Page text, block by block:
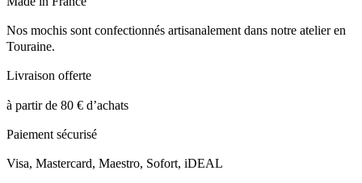
Nos mochis sont confectionnés artisanalement dans notre atelier en
Touraine.
Livraison offerte
à partir de 80 € d’achats
Paiement sécurisé
Visa, Mastercard, Maestro, Sofort, iDEAL